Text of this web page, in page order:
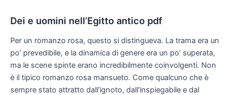
Dei e uomini nell’Egitto antico pdf
Per un romanzo rosa, questo si distingueva. La trama era un
po’ prevedibile, e la dinamica di genere era un po’ superata,
ma le scene spinte erano incredibilmente coinvolgenti. Non
è il tipico romanzo rosa mansueto. Come qualcuno che è
sempre stato attratto dall’ignoto, dall’inspiegabile e dal